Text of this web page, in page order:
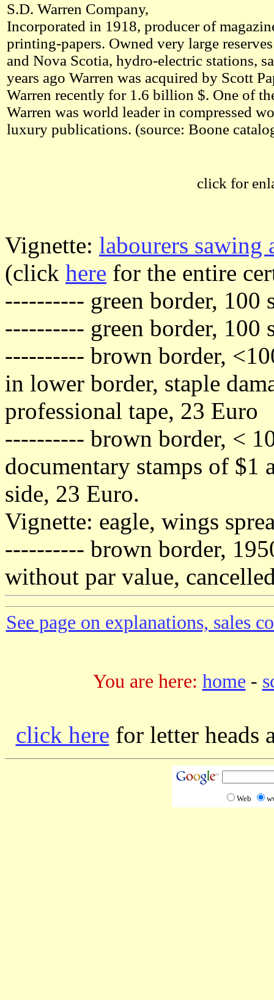
S.D. Warren Company,
Incorporated in 1918, producer of
printing-papers. Owned very large
and Nova Scotia, hydro-electric stations,
years ago Warren was acquired by Scott
Warren recently for 1.6 billion $. One of
Warren was world leader in compressed
luxury publications. (source: Boone
click for
Vignette: labourers sawing
(click here for the entire
---------- green border, 100
---------- green border, 100
---------- brown border,
in lower border, staple
professional tape, 23 Euro
---------- brown border, <
documentary stamps of $1
side, 23 Euro.
Vignette: eagle, wings
---------- brown border,
without par value,
See page on explanations, sales
You are here: home -
click here for letter heads
Web